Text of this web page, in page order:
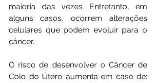
maioria das vezes. Entretanto, em
alguns casos, ocorrem alterações
celulares que podem evoluir para o
câncer.
O risco de desenvolver o Câncer de
Colo do Útero aumenta em caso de: